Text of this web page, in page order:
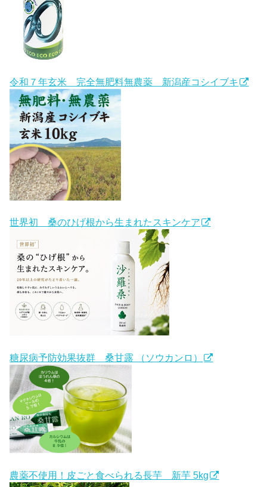
令和７年玄米 完全無肥料無農薬 新潟産コシイブキ
世界初 桑のひげ根から生まれたスキンケア
糖尿病予防効果抜群 桑甘露 （ソウカンロ）
農薬不使用！皮ごと食べられる長芋 新芋 5kg